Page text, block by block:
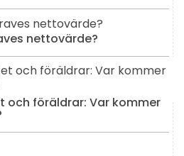
nettovärde?
och föräldrar: Var kommer